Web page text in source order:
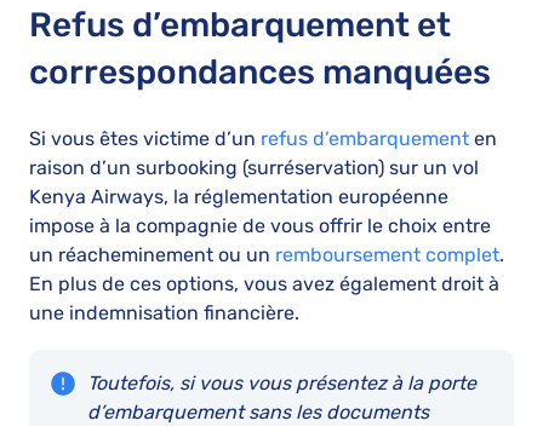
Refus d’embarquement et
correspondances manquées
Si vous êtes victime d’un refus d’embarquement en
raison d’un surbooking (surréservation) sur un vol
Kenya Airways, la réglementation européenne
impose à la compagnie de vous offrir le choix entre
un réacheminement ou un remboursement complet.
En plus de ces options, vous avez également droit à
une indemnisation financière.
Toutefois, si vous vous présentez à la porte
d’embarquement sans les documents